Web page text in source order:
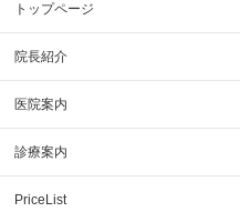
トップページ
院長紹介
医院案内
診療案内
PriceList